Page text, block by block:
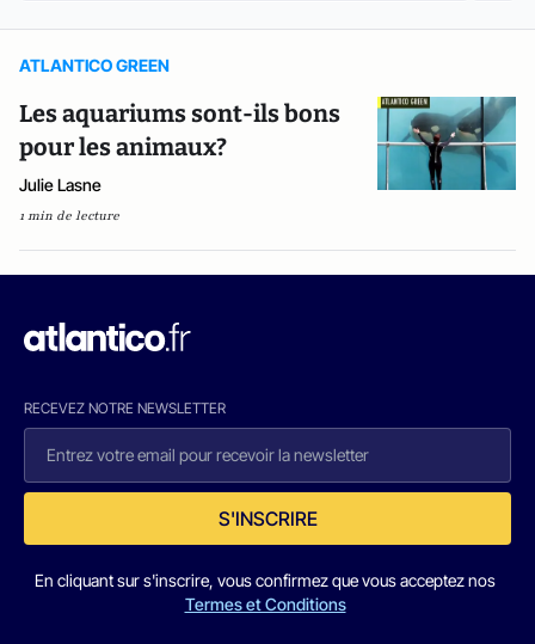
ATLANTICO GREEN
Les aquariums sont-ils bons
pour les animaux?
Julie Lasne
1 min de lecture
RECEVEZ NOTRE NEWSLETTER
S'INSCRIRE
En cliquant sur s'inscrire, vous confirmez que vous acceptez nos
Termes et Conditions